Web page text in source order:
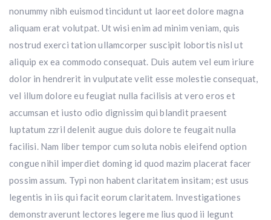
nonummy nibh euismod tincidunt ut laoreet dolore magna
aliquam erat volutpat. Ut wisi enim ad minim veniam, quis
nostrud exerci tation ullamcorper suscipit lobortis nisl ut
aliquip ex ea commodo consequat. Duis autem vel eum iriure
dolor in hendrerit in vulputate velit esse molestie consequat,
vel illum dolore eu feugiat nulla facilisis at vero eros et
accumsan et iusto odio dignissim qui blandit praesent
luptatum zzril delenit augue duis dolore te feugait nulla
facilisi. Nam liber tempor cum soluta nobis eleifend option
congue nihil imperdiet doming id quod mazim placerat facer
possim assum. Typi non habent claritatem insitam; est usus
legentis in iis qui facit eorum claritatem. Investigationes
demonstraverunt lectores legere me lius quod ii legunt